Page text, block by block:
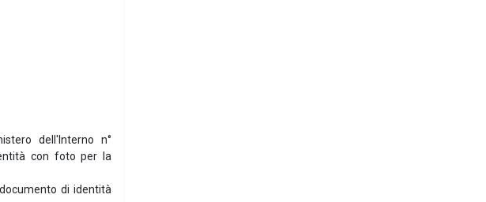
dell'Interno n°
con foto per la
di identità